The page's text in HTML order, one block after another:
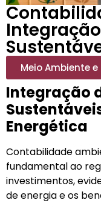
Meio Ambiente
Integração
Energética
Contabilidade
fundamental ao
investimentos,
de energia e os